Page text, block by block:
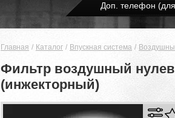
Доп. телефон
Главная Каталог Впускная система
Фильтр воздушный
(инжекторный)